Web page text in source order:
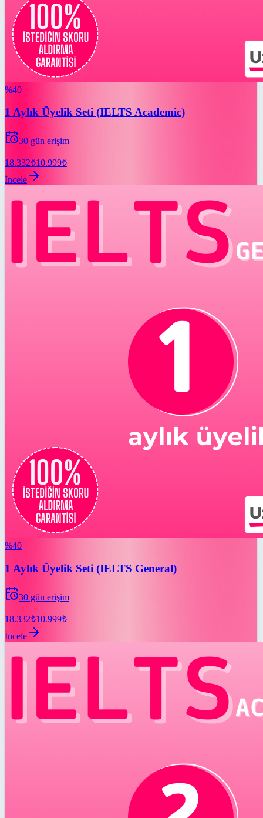
%40
1 Aylık Üyelik Seti (IELTS Academic)
30 gün erişim
18.332₺10.999₺
İncele
%40
1 Aylık Üyelik Seti (IELTS General)
30 gün erişim
18.332₺10.999₺
İncele